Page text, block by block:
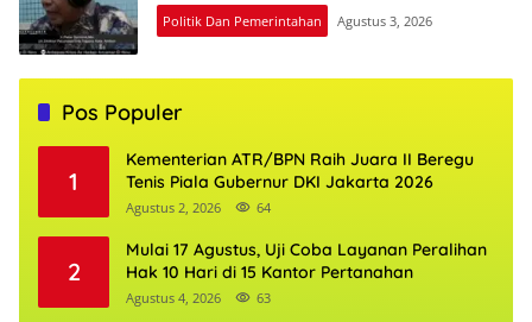
Politik Dan Pemerintahan Agustus 3, 2026
Pos Populer
1
Kementerian ATR/BPN Raih Juara II Beregu
Tenis Piala Gubernur DKI Jakarta 2026
Agustus 2, 2026 64
2
Mulai 17 Agustus, Uji Coba Layanan Peralihan
Hak 10 Hari di 15 Kantor Pertanahan
Agustus 4, 2026 63